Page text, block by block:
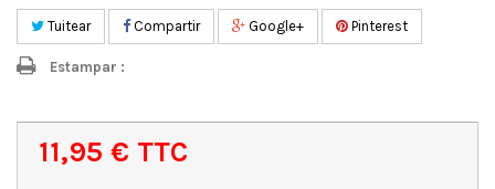
Tuitear Compartir Google+ Pinterest
Estampar :
11,95 € TTC